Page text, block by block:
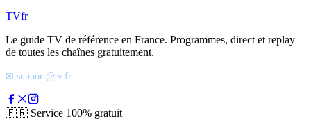
TVfr
Le guide TV de référence en France. Programmes, direct et replay
de toutes les chaînes gratuitement.
✉ support@tv.fr
🇫🇷 Service 100% gratuit